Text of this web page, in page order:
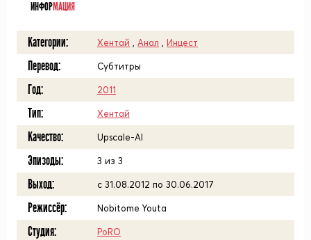
ИНФОРМАЦИЯ
Категории: Хентай Анал Инцест
Перевод: Субтитры
Год: 2011
Тип: Хентай
Качество: Upscale-AI
Эпизоды: 3 из 3
Выход: с 31.08.2012 по 30.06.2017
Режиссёр: Nobitome Youta
Студия: PoRO